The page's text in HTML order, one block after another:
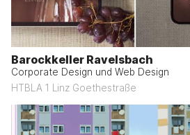
Barockkeller Ravelsbach
Corporate Design und Web Design
HTBLA 1 Linz Goethestraße